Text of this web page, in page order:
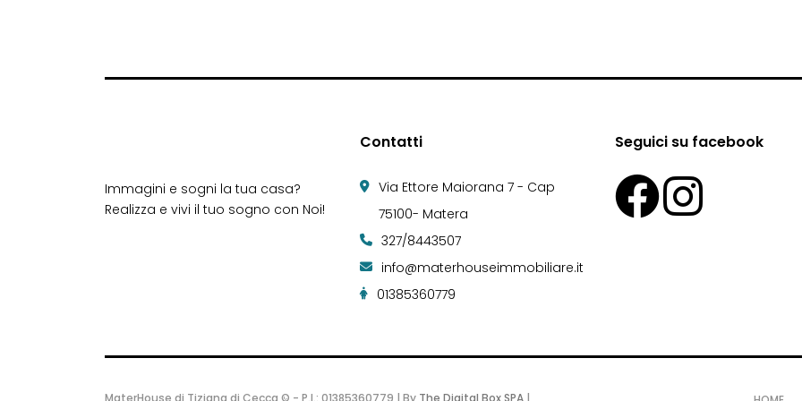
Immagini e sogni la tua casa?
Realizza e vivi il tuo sogno con Noi!
Contatti
Via Ettore Maiorana 7 - Cap
75100- Matera
327/8443507
info@materhouseimmobiliare.it
01385360779
Seguici su facebook
MaterHouse di Tiziana di Cecca © - P.I.: 01385360779 | By The Digital Box SPA |